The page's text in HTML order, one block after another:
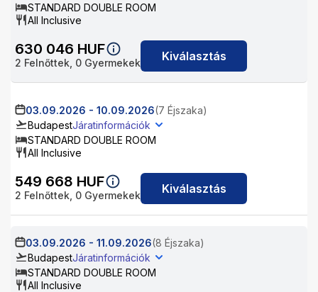
STANDARD DOUBLE ROOM
All Inclusive
630 046 HUF
2 Felnőttek, 0 Gyermekek Kiválasztás
03.09.2026 - 10.09.2026(7 Éjszaka)
BudapestJáratinformációk
STANDARD DOUBLE ROOM
All Inclusive
549 668 HUF
2 Felnőttek, 0 Gyermekek Kiválasztás
03.09.2026 - 11.09.2026(8 Éjszaka)
BudapestJáratinformációk
STANDARD DOUBLE ROOM
All Inclusive